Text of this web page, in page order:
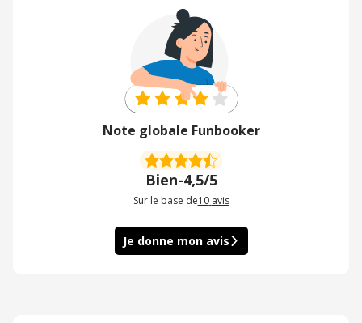
Note globale Funbooker
Bien-4,5/5
Sur le base de10 avis
Je donne mon avis